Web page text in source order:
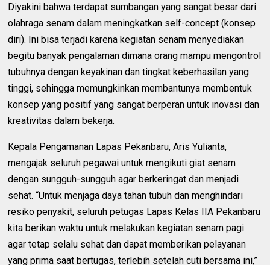
Diyakini bahwa terdapat sumbangan yang sangat besar dari
olahraga senam dalam meningkatkan self-concept (konsep
diri). Ini bisa terjadi karena kegiatan senam menyediakan
begitu banyak pengalaman dimana orang mampu mengontrol
tubuhnya dengan keyakinan dan tingkat keberhasilan yang
tinggi, sehingga memungkinkan membantunya membentuk
konsep yang positif yang sangat berperan untuk inovasi dan
kreativitas dalam bekerja.
Kepala Pengamanan Lapas Pekanbaru, Aris Yulianta,
mengajak seluruh pegawai untuk mengikuti giat senam
dengan sungguh-sungguh agar berkeringat dan menjadi
sehat. “Untuk menjaga daya tahan tubuh dan menghindari
resiko penyakit, seluruh petugas Lapas Kelas IIA Pekanbaru
kita berikan waktu untuk melakukan kegiatan senam pagi
agar tetap selalu sehat dan dapat memberikan pelayanan
yang prima saat bertugas, terlebih setelah cuti bersama ini,”